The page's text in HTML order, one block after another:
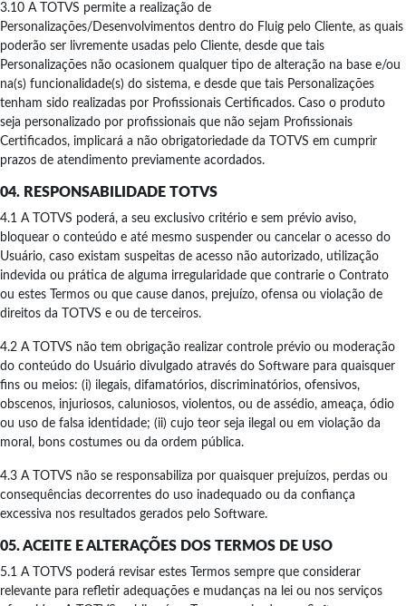
3.10 A TOTVS permite a realização de
Personalizações/Desenvolvimentos dentro do Fluig pelo Cliente, as quais
poderão ser livremente usadas pelo Cliente, desde que tais
Personalizações não ocasionem qualquer tipo de alteração na base e/ou
na(s) funcionalidade(s) do sistema, e desde que tais Personalizações
tenham sido realizadas por Profissionais Certificados. Caso o produto
seja personalizado por profissionais que não sejam Profissionais
Certificados, implicará a não obrigatoriedade da TOTVS em cumprir
prazos de atendimento previamente acordados.
04. RESPONSABILIDADE TOTVS
4.1 A TOTVS poderá, a seu exclusivo critério e sem prévio aviso,
bloquear o conteúdo e até mesmo suspender ou cancelar o acesso do
Usuário, caso existam suspeitas de acesso não autorizado, utilização
indevida ou prática de alguma irregularidade que contrarie o Contrato
ou estes Termos ou que cause danos, prejuízo, ofensa ou violação de
direitos da TOTVS e ou de terceiros.
4.2 A TOTVS não tem obrigação realizar controle prévio ou moderação
do conteúdo do Usuário divulgado através do Software para quaisquer
fins ou meios: (i) ilegais, difamatórios, discriminatórios, ofensivos,
obscenos, injuriosos, caluniosos, violentos, ou de assédio, ameaça, ódio
ou uso de falsa identidade; (ii) cujo teor seja ilegal ou em violação da
moral, bons costumes ou da ordem pública.
4.3 A TOTVS não se responsabiliza por quaisquer prejuízos, perdas ou
consequências decorrentes do uso inadequado ou da confiança
excessiva nos resultados gerados pelo Software.
05. ACEITE E ALTERAÇÕES DOS TERMOS DE USO
5.1 A TOTVS poderá revisar estes Termos sempre que considerar
relevante para refletir adequações e mudanças na lei ou nos serviços